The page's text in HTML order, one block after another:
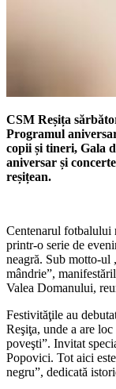
CSM Reșița
Programul
copii și tineri, Gala
aniversar și
reșițean.
Centenarul fotbalului
printr-o serie de
neagră. Sub motto-ul
mândrie”,
Valea Domanului,
Festivităţile au
Reşiţa, unde a are
poveşti”. Invitat
Popovici. Tot aici
negru”, dedicată